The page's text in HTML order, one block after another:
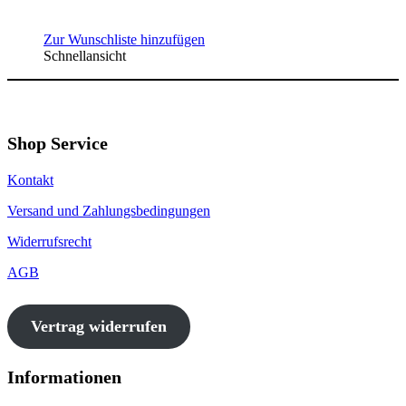
Zur Wunschliste hinzufügen
Schnellansicht
Shop Service
Kontakt
Versand und Zahlungsbedingungen
Widerrufsrecht
AGB
Vertrag widerrufen
Informationen